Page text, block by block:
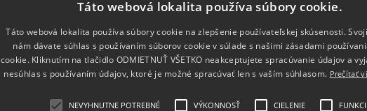
Táto webová lokalita používa súbory cookie.
Táto webová lokalita používa súbory cookie na zlepšenie používateľskej skúsenosti.
nám dávate súhlas s používaním súborov cookie v súlade s našimi zásadami
cookie. Kliknutím na tlačidlo ODMIETNUŤ VŠETKO neakceptujete spracúvanie údajov a
nesúhlas s používaním údajov, ktoré je možné spracúvať len s vaším súhlasom. Prečítať
NEVYHNUTNE POTREBNÉ VÝKONNOSŤ CIELENIE